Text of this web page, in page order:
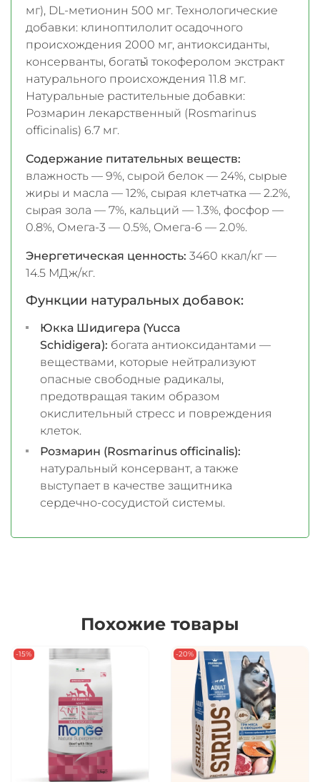
мг), DL-метионин 500 мг. Технологические
добавки: клиноптилолит осадочного
происхождения 2000 мг, антиоксиданты,
консерванты, богаты̆ токоферолом экстракт
натурального происхождения 11.8 мг.
Натуральные растительные добавки:
Розмарин лекарственный (Rosmarinus
officinalis) 6.7 мг.
Содержание питательных веществ:
влажность — 9%, сырой белок — 24%, сырые
жиры и масла — 12%, сырая клетчатка — 2.2%,
сырая зола — 7%, кальций — 1.3%, фосфор —
0.8%, Омега-3 — 0.5%, Oмега-6 — 2.0%.
Энергетическая ценность: 3460 ккал/кг —
14.5 МДж/кг.
Функции натуральных добавок:
Юкка Шидигера (Yucca
Schidigera): богата антиоксидантами —
веществами, которые нейтрализуют
опасные свободные радикалы,
предотвращая таким образом
окислительный стресс и повреждения
клеток.
Розмарин (Rosmarinus officinalis):
натуральный консервант, а также
выступает в качестве защитника
сердечно-сосудистой системы.
Похожие товары
-15% -20%